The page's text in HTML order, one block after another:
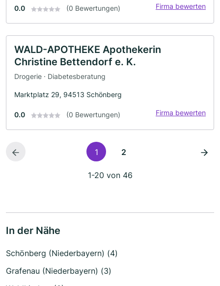
0.0 (0 Bewertungen) Firma bewerten
WALD-APOTHEKE Apothekerin
Christine Bettendorf e. K.
Drogerie · Diabetesberatung
Marktplatz 29, 94513 Schönberg
0.0 (0 Bewertungen) Firma bewerten
1 2
1-20 von 46
In der Nähe
Schönberg (Niederbayern) (4)
Grafenau (Niederbayern) (3)